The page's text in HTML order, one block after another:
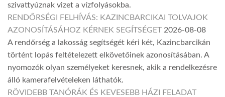
szivattyúznak vizet a vízfolyásokba.
RENDŐRSÉGI FELHÍVÁS: KAZINCBARCIKAI TOLVAJOK
AZONOSÍTÁSÁHOZ KÉRNEK SEGÍTSÉGET 2026-08-08
A rendőrség a lakosság segítségét kéri két, Kazincbarcikán
történt lopás feltételezett elkövetőinek azonosításában. A
nyomozók olyan személyeket keresnek, akik a rendelkezésre
álló kamerafelvételeken láthatók.
RÖVIDEBB TANÓRÁK ÉS KEVESEBB HÁZI FELADAT